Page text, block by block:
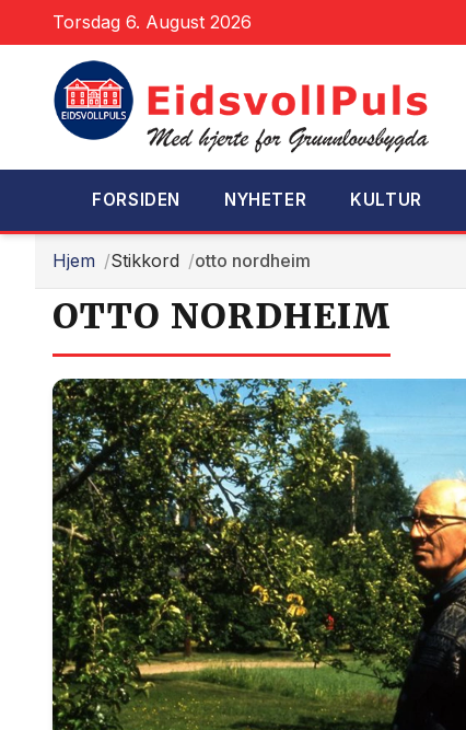
Torsdag 6. August 2026
FORSIDEN NYHETER KULTUR
Hjem Stikkord otto nordheim
OTTO NORDHEIM